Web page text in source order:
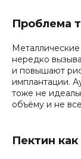
Проблема
нередко
и повышают
имплантации.
тоже не
объёму и не
Пектин